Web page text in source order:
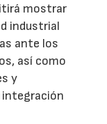
mostrar
industrial
ante los
así como
y
integración